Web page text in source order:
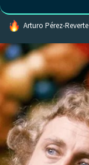
HOY SE HABLA DE
Arturo Pérez-Reverte